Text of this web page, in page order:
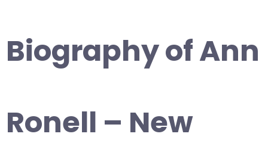
Biography of Ann
Ronell – New